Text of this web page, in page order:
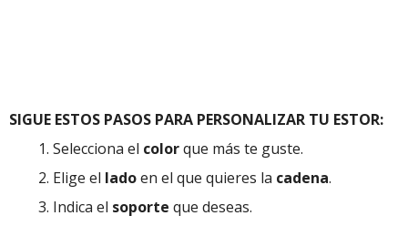
SIGUE ESTOS PASOS PARA PERSONALIZAR TU ESTOR:
Selecciona el colorque más te guste.
Elige el ladoen el que quieres la cadena.
Indica el soporte que deseas.